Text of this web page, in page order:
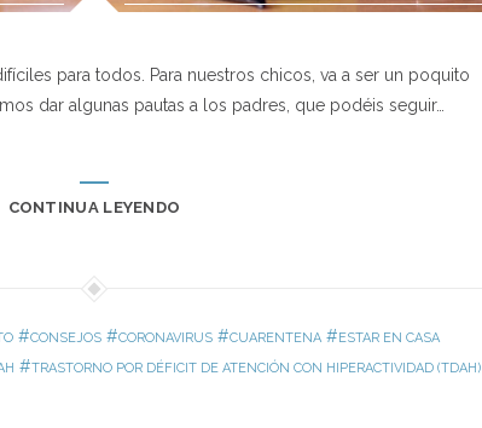
para todos. Para nuestros chicos, va a ser un poquito
dar algunas pautas a los padres, que podéis seguir…
CONTINUA LEYENDO
#CONSEJOS #CORONAVIRUS #CUARENTENA #ESTAR EN CASA
#TRASTORNO POR DÉFICIT DE ATENCIÓN CON HIPERACTIVIDAD (TDAH)